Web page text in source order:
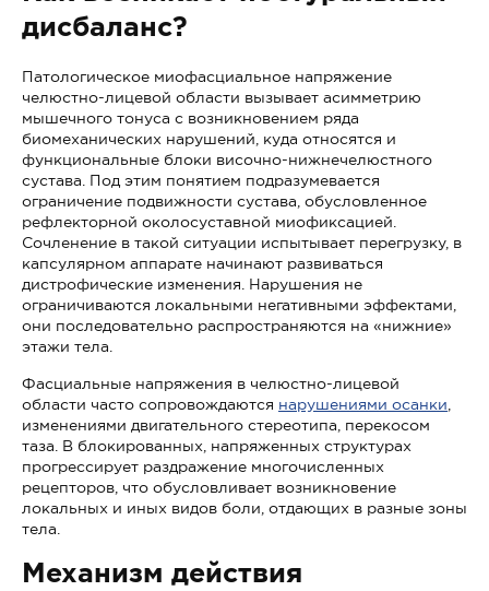
дисбаланс?
Патологическое миофасциальное напряжение
челюстно-лицевой области вызывает асимметрию
мышечного тонуса с возникновением ряда
биомеханических нарушений, куда относятся и
функциональные блоки височно-нижнечелюстного
сустава. Под этим понятием подразумевается
ограничение подвижности сустава, обусловленное
рефлекторной околосуставной миофиксацией.
Сочленение в такой ситуации испытывает перегрузку, в
капсулярном аппарате начинают развиваться
дистрофические изменения. Нарушения не
ограничиваются локальными негативными эффектами,
они последовательно распространяются на «нижние»
этажи тела.
Фасциальные напряжения в челюстно-лицевой
области часто сопровождаются нарушениями осанки
изменениями двигательного стереотипа, перекосом
таза. В блокированных, напряженных структурах
прогрессирует раздражение многочисленных
рецепторов, что обусловливает возникновение
локальных и иных видов боли, отдающих в разные зоны
тела.
Механизм действия